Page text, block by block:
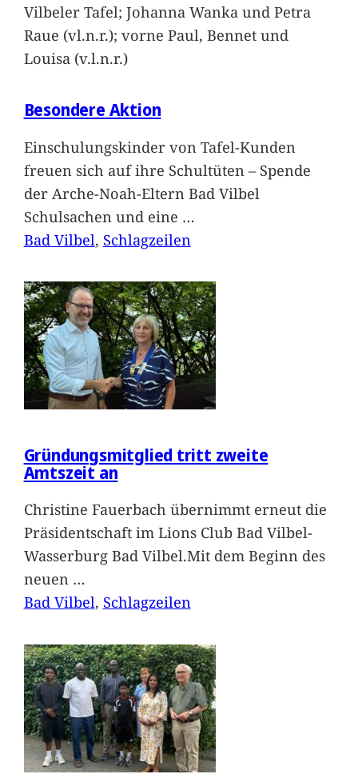
Vilbeler Tafel; Johanna Wanka und Petra
Raue (vl.n.r.); vorne Paul, Bennet und
Louisa (v.l.n.r.)
Besondere Aktion
Einschulungskinder von Tafel-Kunden
freuen sich auf ihre Schultüten – Spende
der Arche-Noah-Eltern Bad Vilbel
Schulsachen und eine …
Bad Vilbel, Schlagzeilen
Gründungsmitglied tritt zweite
Amtszeit an
Christine Fauerbach übernimmt erneut die
Präsidentschaft im Lions Club Bad Vilbel-
Wasserburg Bad Vilbel.Mit dem Beginn des
neuen …
Bad Vilbel, Schlagzeilen